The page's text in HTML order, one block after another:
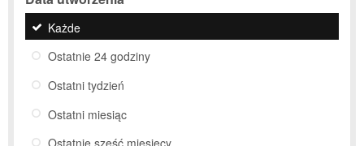
Każde
Ostatnie 24 godziny
Ostatni tydzień
Ostatni miesiąc
Ostatnie sześć miesięcy